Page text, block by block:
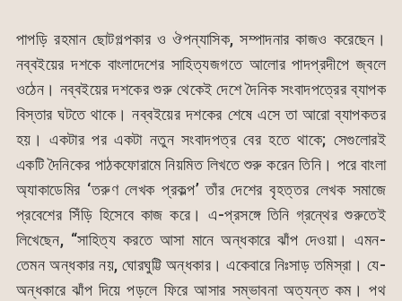
পাপড়ি রহমান ছোটগল্পকার ও ঔপন্যাসিক, সম্পাদনার কাজও করেছেন।
নব্বইয়ের দশকে বাংলাদেশের সাহিত্যজগতে আলোর পাদপ্রদীপে জ্বলে
ওঠেন। নব্বইয়ের দশকের শুরু থেকেই দেশে দৈনিক সংবাদপত্রের ব্যাপক
বিস্তার ঘটতে থাকে। নব্বইয়ের দশকের শেষে এসে তা আরো ব্যাপকতর
হয়। একটার পর একটা নতুন সংবাদপত্র বের হতে থাকে; সেগুলোরই
একটি দৈনিকের পাঠকফোরামে নিয়মিত লিখতে শুরু করেন তিনি। পরে বাংলা
অ্যাকাডেমির ‘তরুণ লেখক প্রকল্প’ তাঁর দেশের বৃহত্তর লেখক সমাজে
প্রবেশের সিঁড়ি হিসেবে কাজ করে। এ-প্রসঙ্গে তিনি গ্রন্থের শুরুতেই
লিখেছেন, “সাহিত্য করতে আসা মানে অন্ধকারে ঝাঁপ দেওয়া। এমন-
তেমন অন্ধকার নয়, ঘোরঘুট্টি অন্ধকার। একেবারে নিঃসাড় তমিস্রা। যে-
অন্ধকারে ঝাঁপ দিয়ে পড়লে ফিরে আসার সম্ভাবনা অত্যন্ত কম। পথ